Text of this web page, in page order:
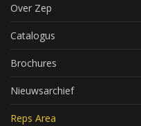
Over Zep
Catalogus
Brochures
Nieuwsarchief
Reps Area